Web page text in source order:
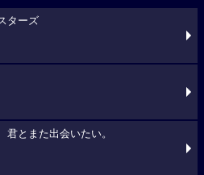
ターズ
君とまた出会いたい。